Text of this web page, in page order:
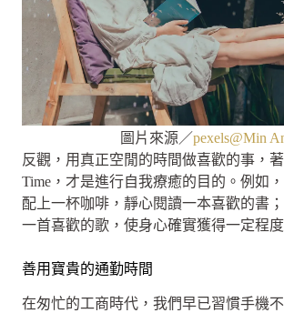
圖片來源／pexels@Min
反觀，用真正空閒的時間做喜歡的事，
Time，才是進行自我療癒的目的。例如
配上一杯咖啡，靜心閱讀一本喜歡的書
一首喜歡的歌，使身心確實獲得一定程度
善用寶貴的通勤時間
在匆忙的工商時代，我們早已習慣手機